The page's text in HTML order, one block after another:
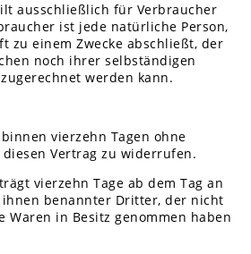
ausschließlich für Verbraucher
ist jede natürliche Person,
zu einem Zwecke abschließt, der
noch ihrer selbständigen
werden kann.
vierzehn Tagen ohne
Vertrag zu widerrufen.
vierzehn Tage ab dem Tag an
benannter Dritter, der nicht
Waren in Besitz genommen haben